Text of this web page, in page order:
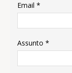
Email *
Assunto *